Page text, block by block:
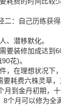
：自己历练获得
潜移默化。
装修加成达到
花)。
在理想状况下
要耗费六株灵草
月到金丹初期，
8个月可以修为全